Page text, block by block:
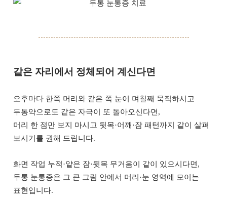
같은 자리에서 정체되어 계신다면
오후마다 한쪽 머리와 같은 쪽 눈이 며칠째 묵직하시고
두통약으로도 같은 자극이 또 돌아오신다면,
머리 한 점만 보지 마시고 뒷목·어깨·잠 패턴까지 같이 살펴
보시기를 권해 드립니다.
화면 작업 누적·얕은 잠·뒷목 무거움이 같이 있으시다면,
두통 눈통증은 그 큰 그림 안에서 머리·눈 영역에 모이는
표현입니다.